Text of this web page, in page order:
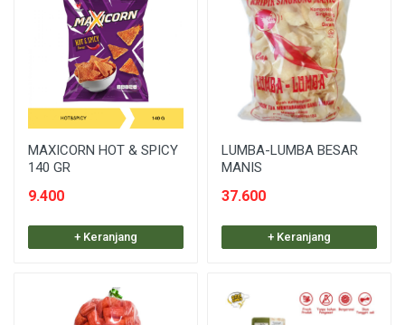
MAXICORN HOT & SPICY
140 GR
9.400
+ Keranjang
LUMBA-LUMBA BESAR
MANIS
37.600
+ Keranjang